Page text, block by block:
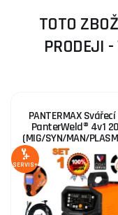
TOTO
PRODEJI
PANTERMAX
PanterWeld® 4v1
(MIG/SYN/MAN/
SERVIS+